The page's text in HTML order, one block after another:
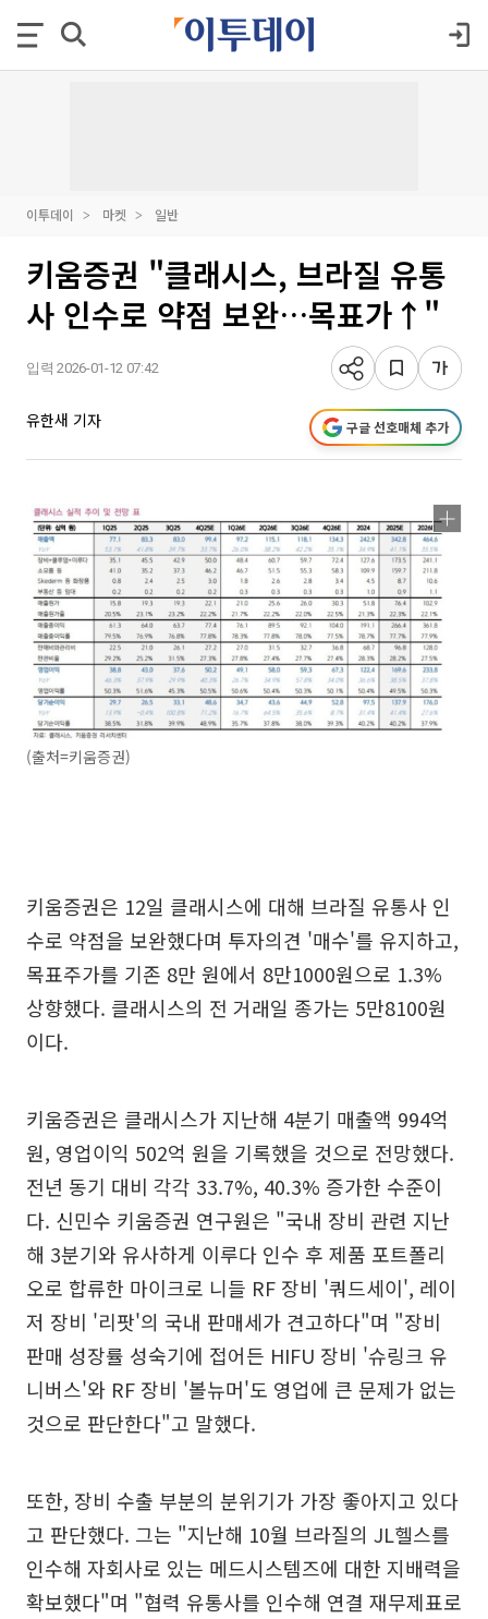
이투데이 마켓 일반
키움증권 "클래시스, 브라질 유통
사 인수로 약점 보완…목표가↑"
입력 2026-01-12 07:42
유한새 기자 구글 선호매체 추가
(출처=키움증권)
키움증권은 12일 클래시스에 대해 브라질 유통사 인
수로 약점을 보완했다며 투자의견 '매수'를 유지하고,
목표주가를 기존 8만 원에서 8만1000원으로 1.3%
상향했다. 클래시스의 전 거래일 종가는 5만8100원
이다.
키움증권은 클래시스가 지난해 4분기 매출액 994억
원, 영업이익 502억 원을 기록했을 것으로 전망했다.
전년 동기 대비 각각 33.7%, 40.3% 증가한 수준이
다. 신민수 키움증권 연구원은 "국내 장비 관련 지난
해 3분기와 유사하게 이루다 인수 후 제품 포트폴리
오로 합류한 마이크로 니들 RF 장비 '쿼드세이', 레이
저 장비 '리팟'의 국내 판매세가 견고하다"며 "장비
판매 성장률 성숙기에 접어든 HIFU 장비 '슈링크 유
니버스'와 RF 장비 '볼뉴머'도 영업에 큰 문제가 없는
것으로 판단한다"고 말했다.
또한, 장비 수출 부분의 분위기가 가장 좋아지고 있다
고 판단했다. 그는 "지난해 10월 브라질의 JL헬스를
인수해 자회사로 있는 메드시스템즈에 대한 지배력을
확보했다"며 "협력 유통사를 인수해 연결 재무제표로